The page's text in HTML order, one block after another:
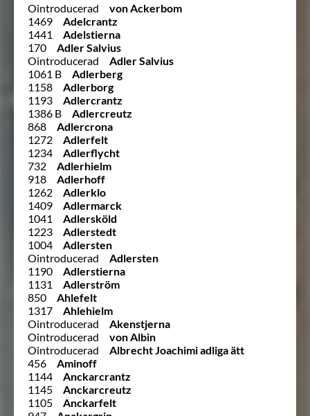
Ointroducerad
von Ackerbom
1469
Adelcrantz
1441
Adelstierna
170
Adler Salvius
Ointroducerad
Adler Salvius
1061 B
Adlerberg
1158
Adlerborg
1193
Adlercrantz
1386 B
Adlercreutz
868
Adlercrona
1272
Adlerfelt
1234
Adlerflycht
732
Adlerhielm
918
Adlerhoff
1262
Adlerklo
1409
Adlermarck
1041
Adlersköld
1223
Adlerstedt
1004
Adlersten
Ointroducerad
Adlersten
1190
Adlerstierna
1131
Adlerström
850
Ahlefelt
1317
Ahlehielm
Ointroducerad
Akenstjerna
Ointroducerad
von Albin
Ointroducerad
Albrecht Joachimi adliga ätt
456
Aminoff
1144
Anckarcrantz
1145
Anckarcreutz
1105
Anckarfelt